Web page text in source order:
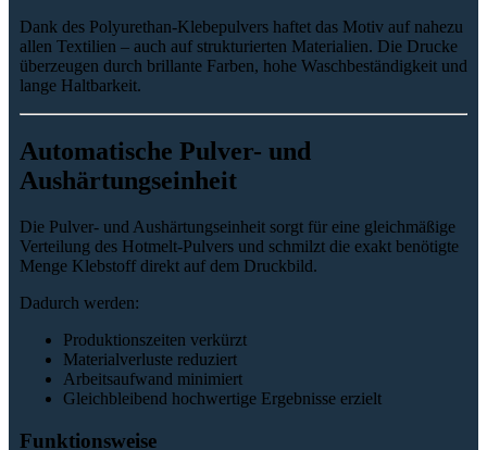
Dank des Polyurethan-Klebepulvers haftet das Motiv auf nahezu
allen Textilien – auch auf strukturierten Materialien. Die Drucke
überzeugen durch brillante Farben, hohe Waschbeständigkeit und
lange Haltbarkeit.
Automatische Pulver- und
Aushärtungseinheit
Die Pulver- und Aushärtungseinheit sorgt für eine gleichmäßige
Verteilung des Hotmelt-Pulvers und schmilzt die exakt benötigte
Menge Klebstoff direkt auf dem Druckbild.
Dadurch werden:
Produktionszeiten verkürzt
Materialverluste reduziert
Arbeitsaufwand minimiert
Gleichbleibend hochwertige Ergebnisse erzielt
Funktionsweise